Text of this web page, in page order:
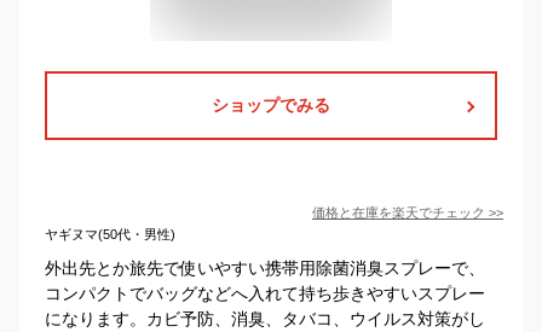
ショップでみる
価格と在庫を楽天でチェック >>
ヤギヌマ(50代・男性)
外出先とか旅先で使いやすい携帯用除菌消臭スプレーで、
コンパクトでバッグなどへ入れて持ち歩きやすいスプレー
になります。カビ予防、消臭、タバコ、ウイルス対策がし